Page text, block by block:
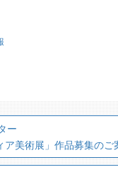
ー
ア美術展」作品募集のご